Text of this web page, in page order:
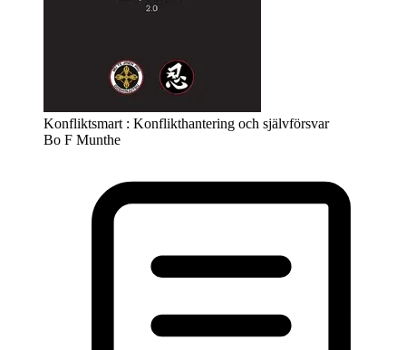
Konfliktsmart : Konflikthantering och självförsvar
Bo F Munthe